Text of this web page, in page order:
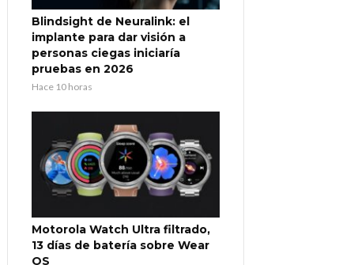
Blindsight de Neuralink: el
implante para dar visión a
personas ciegas iniciaría
pruebas en 2026
Hace 10 horas
Motorola Watch Ultra filtrado,
13 días de batería sobre Wear
OS